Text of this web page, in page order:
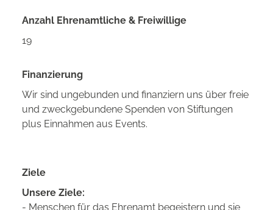
Anzahl Ehrenamtliche & Freiwillige
19
Finanzierung
Wir sind ungebunden und finanziern uns über freie
und zweckgebundene Spenden von Stiftungen
plus Einnahmen aus Events.
Ziele
Unsere Ziele:
- Menschen für das Ehrenamt begeistern und sie